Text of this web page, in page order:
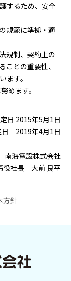
するため、安全
規範に準拠・適
規制、契約上の
ことの重要性、
ます。
めます。
日 2015年5月1日
日 2019年4月1日
南海電設株式会社
役社長 大前 良平
方針